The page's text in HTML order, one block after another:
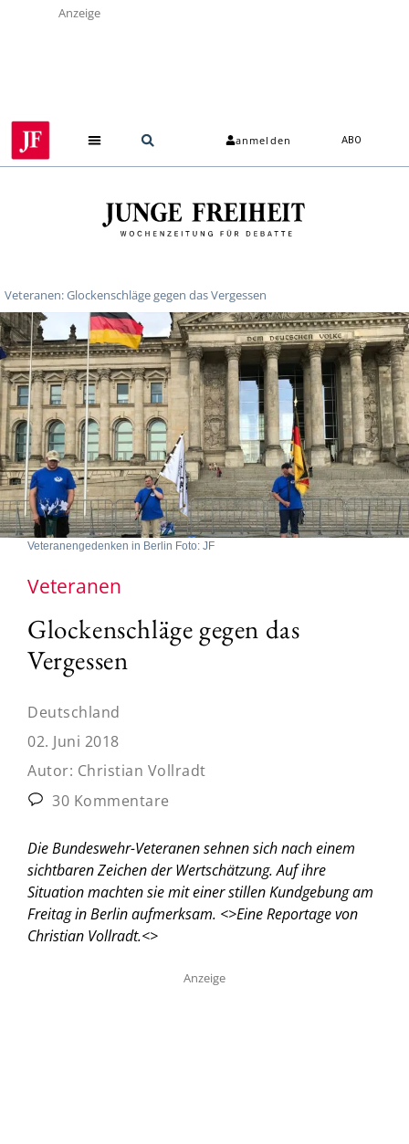
Anzeige
anmelden ABO
Veteranen: Glockenschläge gegen das Vergessen
Veteranengedenken in Berlin Foto: JF
Veteranen
Glockenschläge gegen das
Vergessen
Deutschland
02. Juni 2018
Autor: Christian Vollradt
30 Kommentare
Die Bundeswehr-Veteranen sehnen sich nach einem
sichtbaren Zeichen der Wertschätzung. Auf ihre
Situation machten sie mit einer stillen Kundgebung am
Freitag in Berlin aufmerksam. <>Eine Reportage von
Christian Vollradt.<>
Anzeige